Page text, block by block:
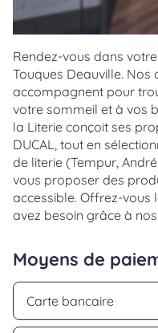
Rendez-vous dans
Touques Deauville. Nos
accompagnent pour
votre sommeil et à vos
la Literie conçoit ses
DUCAL, tout en
de literie (Tempur,
vous proposer des
accessible. Offrez-vous
avez besoin grâce à
Moyens de
Carte bancaire